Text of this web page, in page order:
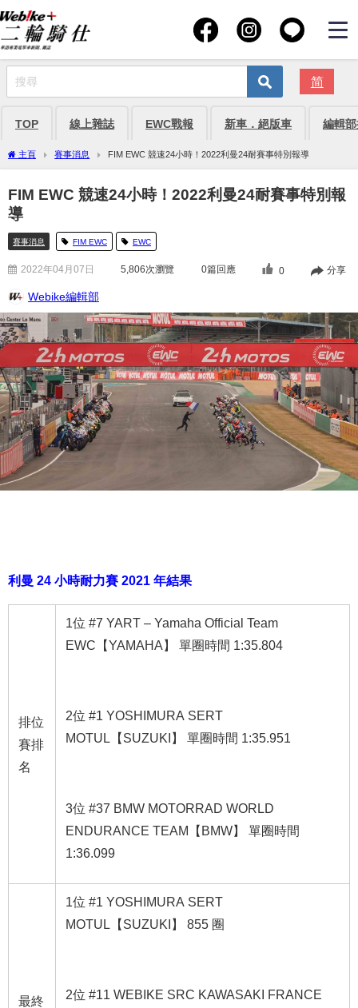
简
TOP 線上雜誌 EWC戰報 新車．絕版車 編輯
主頁 賽事消息 FIM EWC 競速24小時！2022利曼24耐賽事特別報導
FIM EWC 競速24小時！2022利曼24耐賽事特別報
導
賽事消息 FIM EWC EWC
2022年04月07日 5,806次瀏覽 0篇回應 0 分享
Webike編輯部
利曼 24 小時耐力賽 2021 年結果
排位
賽排
名
1位 #7 YART – Yamaha Official Team
EWC【YAMAHA】 單圈時間 1:35.804
2位 #1 YOSHIMURA SERT
MOTUL【SUZUKI】 單圈時間 1:35.951
3位 #37 BMW MOTORRAD WORLD
ENDURANCE TEAM【BMW】 單圈時間
1:36.099
最終
1位 #1 YOSHIMURA SERT
MOTUL【SUZUKI】 855 圈
2位 #11 WEBIKE SRC KAWASAKI FRANCE